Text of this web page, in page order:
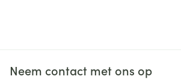
Neem contact met ons op